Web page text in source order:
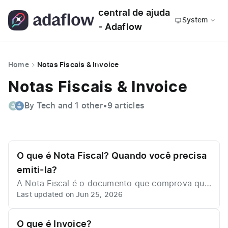
central de ajuda
- Adaflow
System
Home Notas Fiscais & Invoice
Notas Fiscais & Invoice
By Tech and 1 other•9 articles
O que é Nota Fiscal? Quando você precisa
emiti-la?
A Nota Fiscal é o documento que comprova que
houve uma transação comercial, desde a presta
ção de serviços até a venda de produtos. Dessa
forma, fazer a emissão de notas fiscais se torna
Last updated on Jun 25, 2026
O que é Invoice?